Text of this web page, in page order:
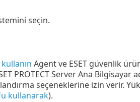
seçin.
Agent ve ESET güvenlik
PROTECT Server Ana Bilgisayar
seçeneklerine izin verir.
kullanarak).